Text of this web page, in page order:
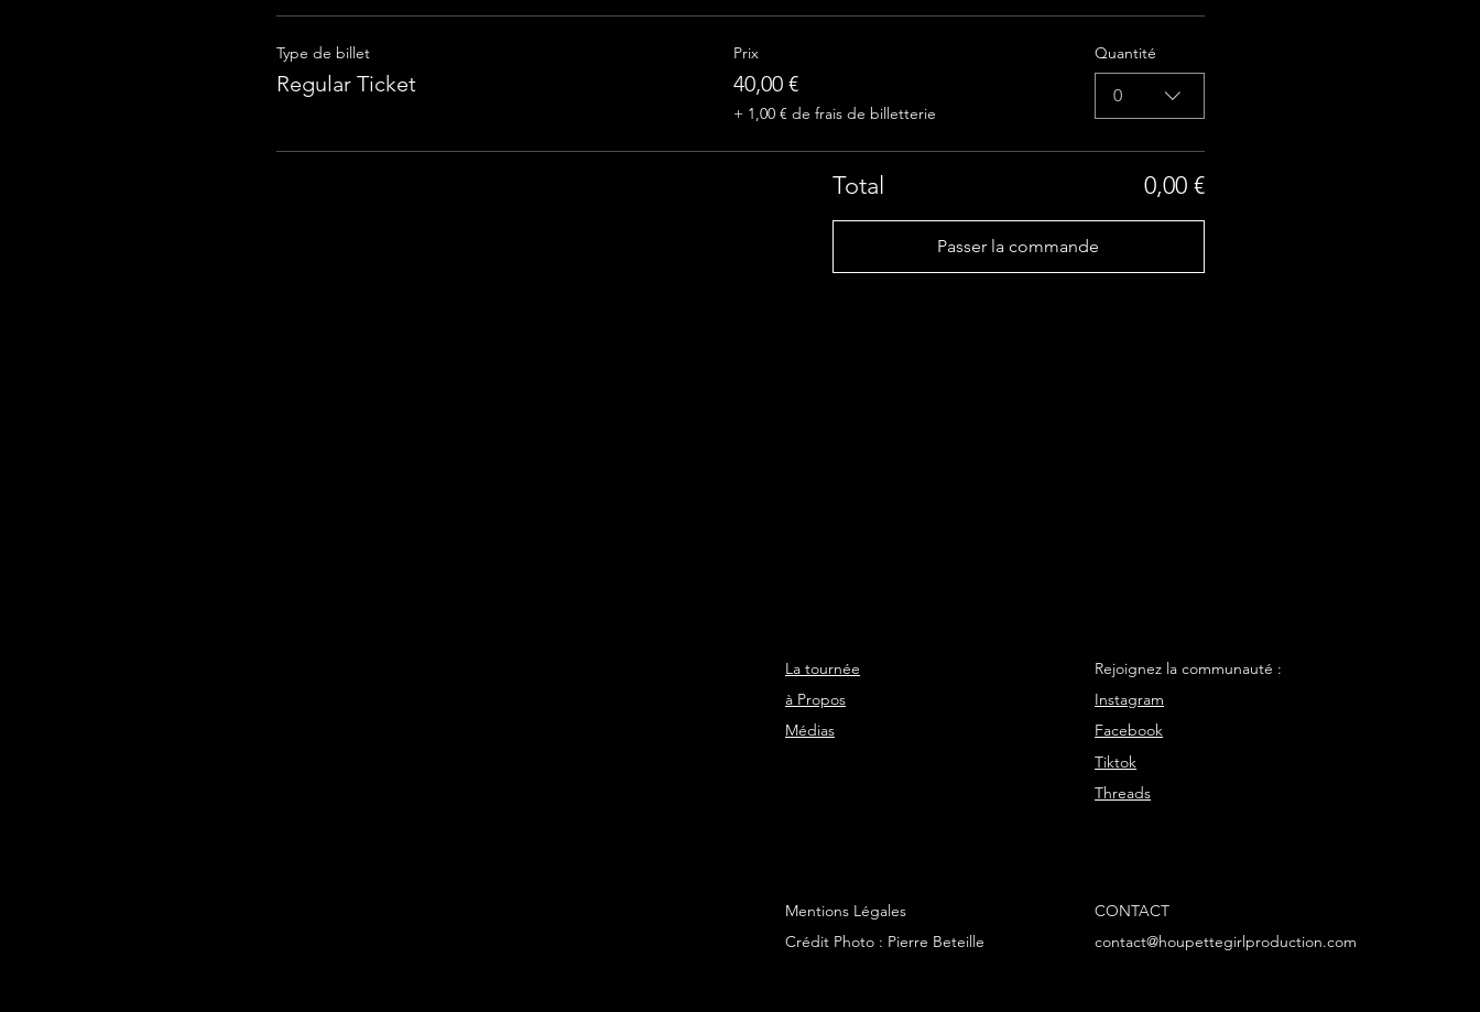
Type de billet
Regular Ticket
Prix
40,00 €
+ 1,00 € de frais de billetterie
Quantité
0
Total 0,00 €
Passer la commande
CONTACT
contact@houpettegirlproduction.com
Rejoignez la communauté :
Instagram
Facebook
Tiktok
Threads
La tournée
à Propos
Médias
Mentions Légales
Crédit Photo : Pierre Beteille